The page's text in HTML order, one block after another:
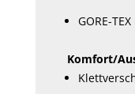
GORE-
Komfort/